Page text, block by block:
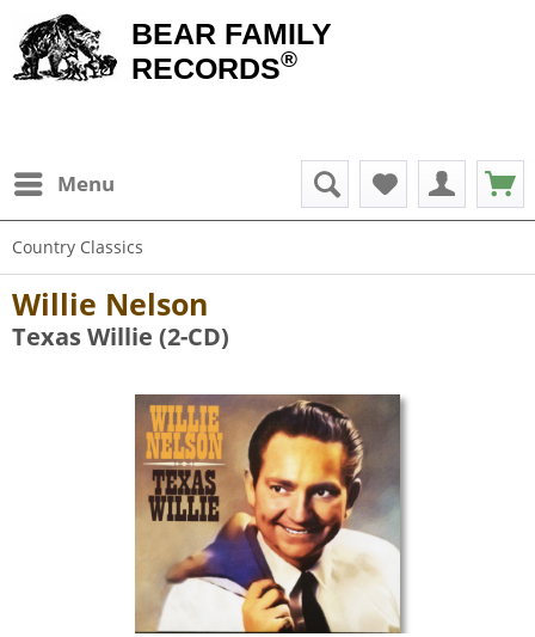
BEAR FAMILY
RECORDS®
Menu
Country Classics
Willie Nelson
Texas Willie (2-CD)